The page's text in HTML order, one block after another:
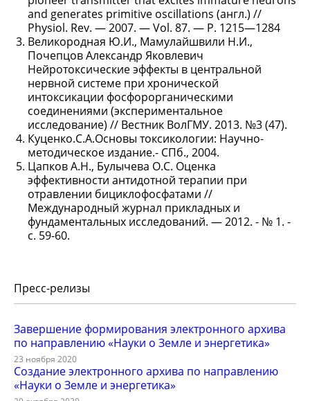
and generates primitive oscillations (англ.) //
Physiol. Rev. — 2007. — Vol. 87. — P. 1215—1284
Великородная Ю.И., Мамулайшвили Н.И.,
Почепцов Александр Яковлевич
Нейротоксические эффекты в центральной
нервной системе при хронической
интоксикации фосфорорганическими
соединениями (экспериментальное
исследование) // Вестник ВолГМУ. 2013. №3 (47).
Куценко.С.А.Основы токсикологии: Научно-
методическое издание.- СПб., 2004.
Цапков А.Н., Булычева О.С. Оценка
эффективности антидотной терапии при
отравлении бициклофосфатами //
Международный журнал прикладных и
фундаментальных исследований. — 2012. - № 1. -
с. 59-60.
Пресс-релизы
Завершение формирования электронного архива
по направлению «Науки о Земле и энергетика»
23 ноября 2020
Создание электронного архива по направлению
«Науки о Земле и энергетика»